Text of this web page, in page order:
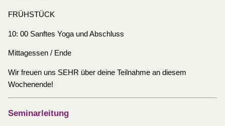
FRÜHSTÜCK
10: 00 Sanftes Yoga und Abschluss
Mittagessen / Ende
Wir freuen uns SEHR über deine Teilnahme an diesem
Wochenende!
Seminarleitung